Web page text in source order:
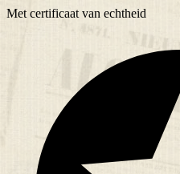
Met certificaat van echtheid